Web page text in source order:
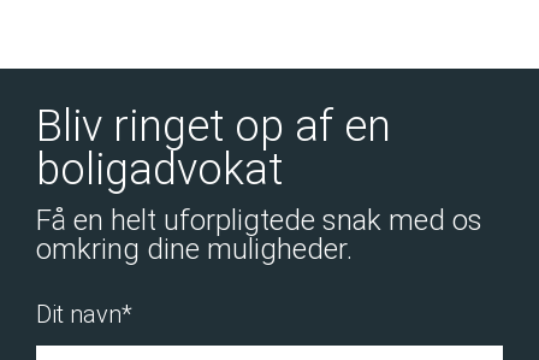
Bliv ringet op af en
boligadvokat
Få en helt uforpligtede snak med os
omkring dine muligheder.
Dit navn*